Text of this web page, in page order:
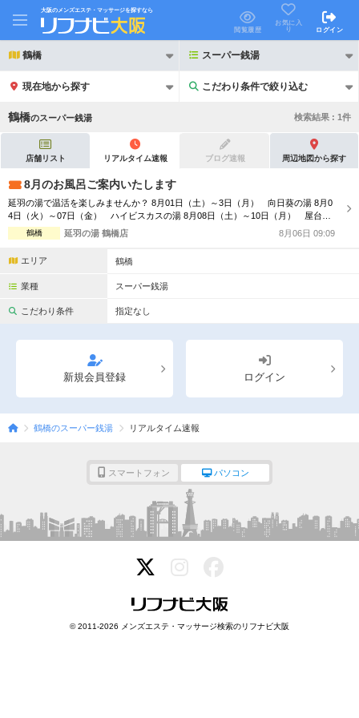
大阪のメンズエステ・マッサージを探すなら
閲覧履歴
お気に入
り
ログイン
鶴橋 スーパー銭湯
現在地から探す こだわり条件で絞り込む
こだわり条件で絞り込む
21時以降も受付 24時以降も受付
初回割引あり リピーター割引あり
ペアルームあり シャワー室完備
フットバスあり
スタッフ指名可 Ｗセラピスト
閉じる
鶴橋のスーパー銭湯 検索結果 : 1件
店舗リスト リアルタイム速報 ブログ速報 周辺地図から探す
8月のお風呂ご案内いたします
延羽の湯で温活を楽しみませんか？ 8月01日（土）～3日（月） 向日葵の湯 8月0
4日（火）～07日（金） ハイビスカスの湯 8月08日（土）～10日（月） 屋台風
呂 冷やしスイカの湯 8月11日（火）～13日（水） 屋台風呂 懐かしのパインア
メの湯 8月14日（金）～17日（月） 屋台風呂 懐かしのリンゴ飴の湯 8月18日
鶴橋 延羽の湯 鶴橋店 8月06日 09:09
エリア 鶴橋
業種 スーパー銭湯
こだわり条件 指定なし
新規会員登録 ログイン
鶴橋のスーパー銭湯 リアルタイム速報
スマートフォン パソコン
© 2011-2026 メンズエステ・マッサージ検索のリフナビ大阪